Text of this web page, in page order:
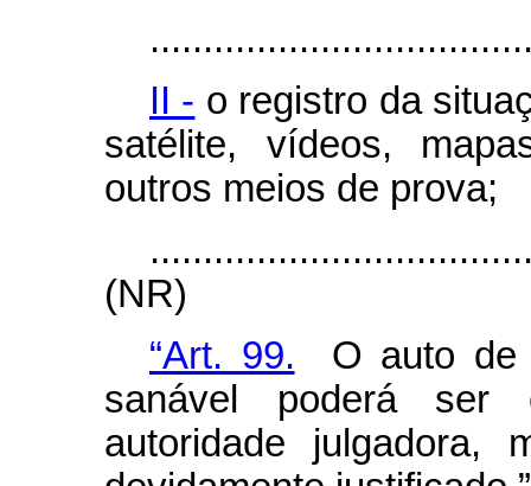
II - o registro da
satélite, vídeos,
outros meios de prova;
(NR)
“Art. 99. O auto de
sanável poderá ser
autoridade julgadora,